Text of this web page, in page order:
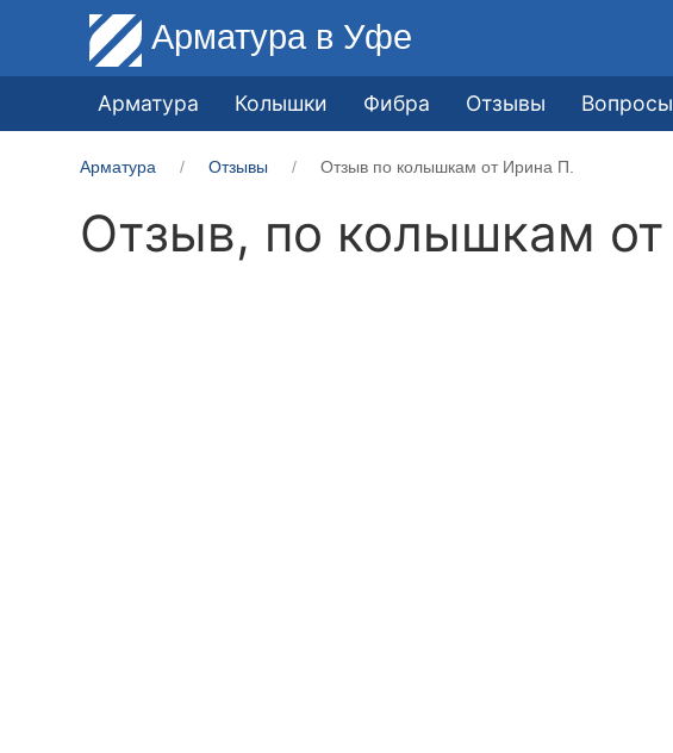
Арматура в Уфе
Арматура Колышки Фибра Отзывы Вопросы
Арматура Отзывы Отзыв по колышкам от Ирина П.
Отзыв, по колышкам от